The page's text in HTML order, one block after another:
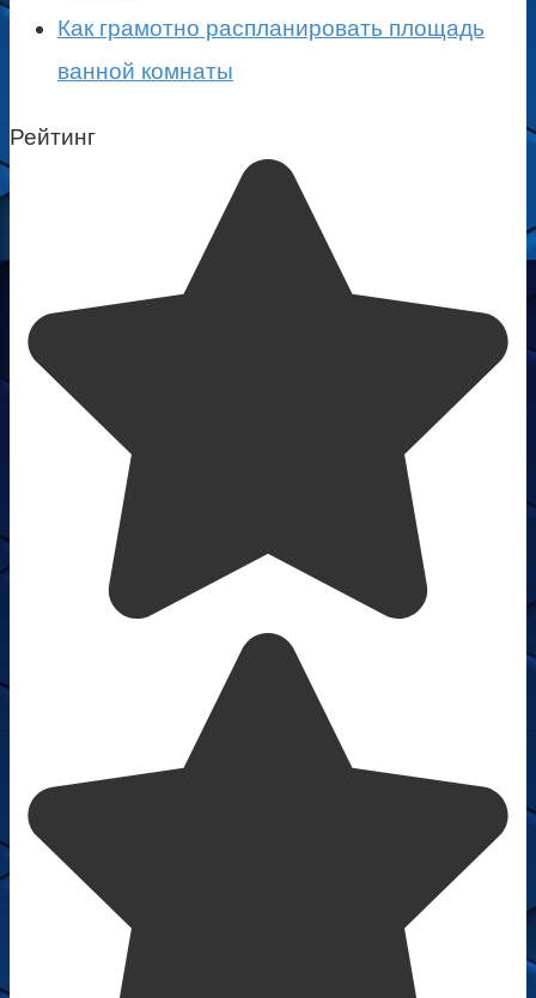
Как грамотно распланировать площадь
ванной комнаты
Рейтинг